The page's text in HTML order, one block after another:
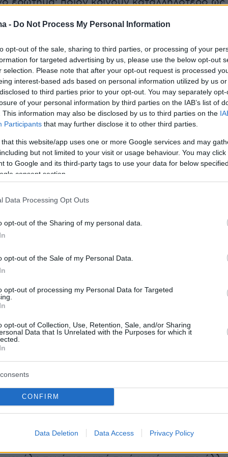
- Do Not Process My Personal Information
opt-out of the sale, sharing to third parties, or processing of your
for targeted advertising by us, please use the below opt-out
selection. Please note that after your opt-out request is processed
interest-based ads based on personal information utilized by us
to third parties prior to your opt-out. You may separately
of your personal information by third parties on the IAB’s list of
This information may also be disclosed by us to third parties on the
Participants that may further disclose it to other third parties.
that this website/app uses one or more Google services and may
but not limited to your visit or usage behaviour. You may
to Google and its third-party tags to use your data for below
consent section.
Data Processing Opt Outs
opt-out of the Sharing of my personal data.
opt-out of the Sale of my Personal Data.
opt-out of processing my Personal Data for Targeted
opt-out of Collection, Use, Retention, Sale, and/or Sharing
Data that Is Unrelated with the Purposes for which it
CONFIRM
Data Deletion Data Access Privacy Policy
συγκεντρώνει ποσοστά της τάξεως του 28%
έπεται ο αρχηγός της αξιωματικής
Νίκος Ανδρουλάκης με ποσοστά μόλις 6%
Τσίπρας με 7%. Και ενώ στις δημοσκοπήσεις
εμφανίζει ελαφρά κάμψη, προφανώς
σκανδάλων, οι απώλειές της, της
2 μονάδων, δεν προστίθενται στα
αντιπολίτευσης, αλλά εντάσσονται
στον χώρο των αναποφάσιστων, κίνηση που
αποδοκιμασία και οργή, αλλά δεν αποτελεί
απομάκρυνση από τον χώρο της
οι ομιλίες του Αλέξη Τσίπρα ανά την
είναι ισχνή η παρουσία μόνο εν στενή εννοία
από γειτονικού τόπου εις γειτονικόν
δεν δείχνουν να έχουν πλέον απήχηση
σύσταση φορέα υπό την ηγεσία της Μαρίας
ούτε οι κορόνες της περί αποκατάστασης
πάσης βαθμίδος δικαστικών λειτουργών.
αυτά καθιστούν σαφές ότι η κομματική
που είχαμε γνωρίσει στα χρόνια της
έχει πάψει προ πολλού να υπάρχει.
φανατικοί οπαδοί της Νέας
ή του ΠΑΣΟΚ - τα περίφημα «μπλε» και
στην περιφέρεια και οι μεγάλες